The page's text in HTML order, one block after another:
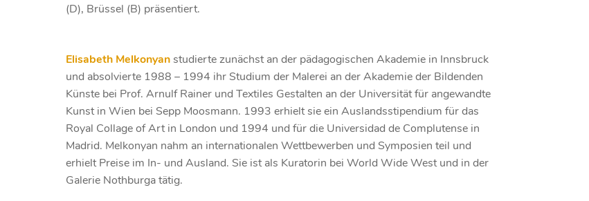
(D), Brüssel (B) präsentiert.
Elisabeth Melkonyanstudierte zunächst an der pädagogischen Akademie in Innsbruck
und absolvierte 1988 – 1994 ihr Studium der Malerei an der Akademie der Bildenden
Künste bei Prof. Arnulf Rainer und Textiles Gestalten an der Universität für angewandte
Kunst in Wien bei Sepp Moosmann. 1993 erhielt sie ein Auslandsstipendium für das
Royal Collage of Art in London und 1994 und für die Universidad de Complutense in
Madrid. Melkonyan nahm an internationalen Wettbewerben und Symposien teil und
erhielt Preise im In- und Ausland. Sie ist als Kuratorin beiWorld Wide Westund in der
Galerie Nothburgatätig.